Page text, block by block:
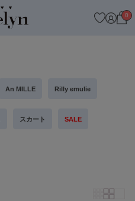
0
An MILLE Rilly emulie
スカート SALE